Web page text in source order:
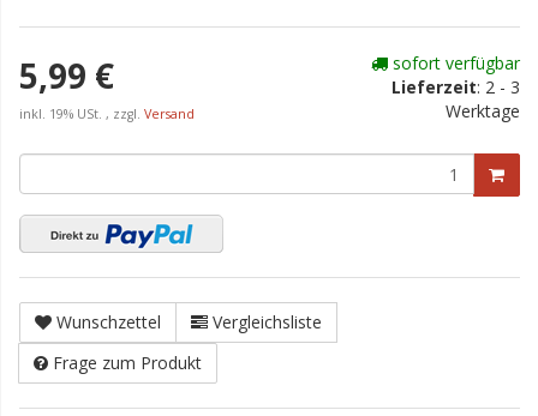
5,99 €
inkl. 19% USt. , zzgl. Versand
sofort verfügbar
Lieferzeit: 2 - 3
Werktage
Wunschzettel
Vergleichsliste
Frage zum Produkt